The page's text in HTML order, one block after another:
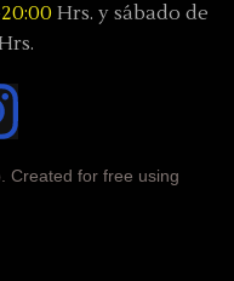
Hrs. y sábado de
Created for free using